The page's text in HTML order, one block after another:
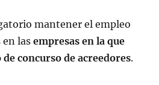
mantener el empleo
en lasempresas en la que
concurso de acreedores.